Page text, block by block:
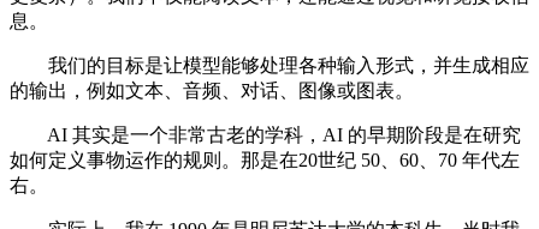
息。
我们的目标是让模型能够处理各种输入形式，并生成相应
的输出，例如文本、音频、对话、图像或图表。
AI 其实是一个非常古老的学科，AI 的早期阶段是在研究
如何定义事物运作的规则。那是在20世纪 50、60、70 年代左
右。